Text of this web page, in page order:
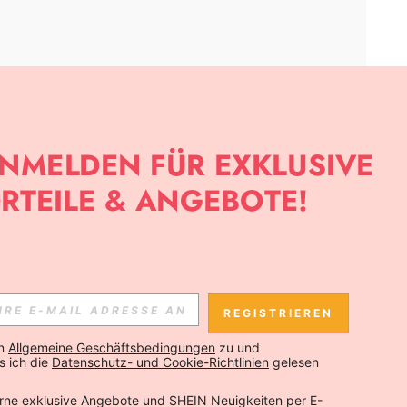
APP
ANMELDEST, KANNST DU DIE NEUESTEN TRENDS VOR
DICH JEDERZEIT ABMELDEN).
Abonnieren
Abonnieren
REGISTRIEREN
Allgemeine Geschäftsbedingungen zu und
ich die Datenschutz- und Cookie-Richtlinien gelesen
exklusive Angebote und SHEIN Neuigkeiten per E-